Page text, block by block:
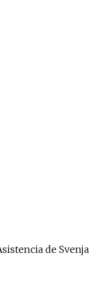
de Svenja